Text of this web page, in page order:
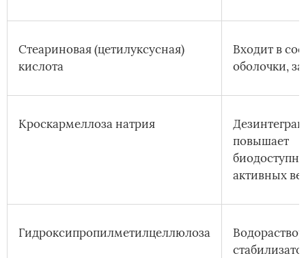
Стеариновая (цетилуксусная)
кислота
Входит в
оболочки,
Кроскармеллоза натрия
повышает
активных
Гидроксипропилметилцеллюлоза